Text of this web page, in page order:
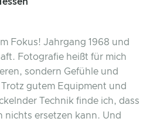
Fokus! Jahrgang 1968 und
Fotografie heißt für mich
sondern Gefühle und
gutem Equipment und
Technik finde ich, dass
nichts ersetzen kann. Und